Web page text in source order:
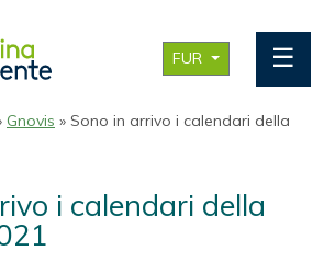
FUR ☰
Gnovis » Sono in arrivo i calendari della
i calendari della